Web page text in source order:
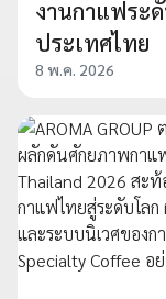
งานกาแฟระ
ประเทศไทย
8 พ.ค. 2026